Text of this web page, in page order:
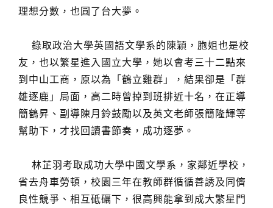
理想分數，也圓了台大夢。
錄取政治大學英國語文學系的陳穎，胞姐也是校
友，也以繁星進入國立大學，她以會考三十二點來
到中山工商，原以為「鶴立雞群」，結果卻是「群
雄逐鹿」局面，高二時曾掉到班排近十名，在正導
簡鶴昇、副導陳月鈴鼓勵以及英文老師張簡隆輝等
幫助下，才找回讀書節奏，成功逐夢。
林芷羽考取成功大學中國文學系，家鄰近學校，
省去舟車勞頓，校園三年在教師群循循善誘及同儕
良性競爭、相互砥礪下，很高興能拿到成大繁星門